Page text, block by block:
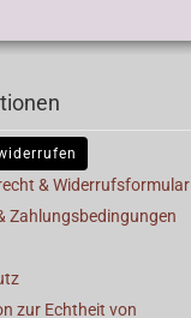
& Widerrufsformular
Zahlungsbedingungen
zur Echtheit von